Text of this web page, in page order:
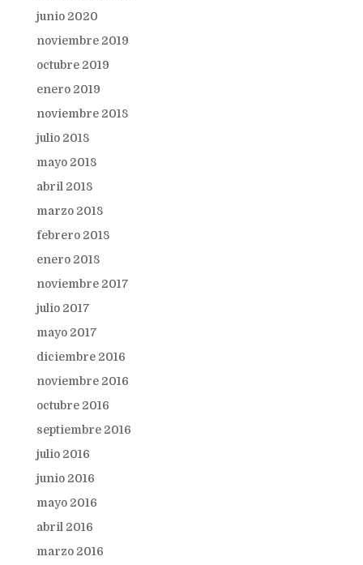
junio 2020
noviembre 2019
octubre 2019
enero 2019
noviembre 2018
julio 2018
mayo 2018
abril 2018
marzo 2018
febrero 2018
enero 2018
noviembre 2017
julio 2017
mayo 2017
diciembre 2016
noviembre 2016
octubre 2016
septiembre 2016
julio 2016
junio 2016
mayo 2016
abril 2016
marzo 2016